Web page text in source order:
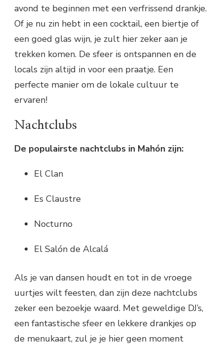
avond te beginnen met een verfrissend drankje.
Of je nu zin hebt in een cocktail, een biertje of
een goed glas wijn, je zult hier zeker aan je
trekken komen. De sfeer is ontspannen en de
locals zijn altijd in voor een praatje. Een
perfecte manier om de lokale cultuur te
ervaren!
Nachtclubs
De populairste nachtclubs in Mahón zijn:
El Clan
Es Claustre
Nocturno
El Salón de Alcalá
Als je van dansen houdt en tot in de vroege
uurtjes wilt feesten, dan zijn deze nachtclubs
zeker een bezoekje waard. Met geweldige DJ’s,
een fantastische sfeer en lekkere drankjes op
de menukaart, zul je je hier geen moment